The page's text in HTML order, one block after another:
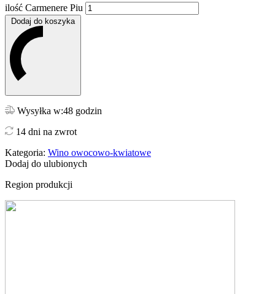
ilość Carmenere Piu
Dodaj do koszyka
Wysyłka w:48 godzin
14 dni na zwrot
Kategoria: Wino owocowo-kwiatowe
Dodaj do ulubionych
Region produkcji